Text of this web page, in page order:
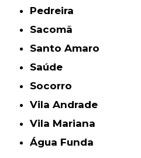
Pedreira
Sacomã
Santo Amaro
Saúde
Socorro
Vila Andrade
Vila Mariana
Água Funda